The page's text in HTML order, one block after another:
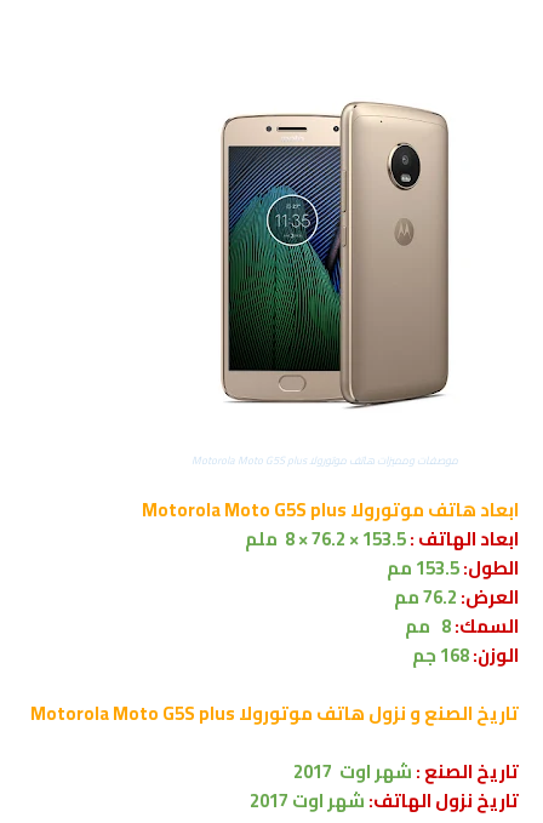
موصفات ومميزات هاتف موتورولا Motorola Moto G5S plus
ابعاد هاتفموتورولا Motorola MotoG5S plus
ابعاد الهاتف :153.5 × 76.2 × 8 ملم
الطول:
153.5 مم
العرض:
السمك:8 مم
الوزن:
تاريخ الصنع و نزول هاتفموتورولا Motorola MotoG5S plus
تاريخ الصنع :شهر اوت
تاريخ نزول الهاتف:شهر اوت 2017